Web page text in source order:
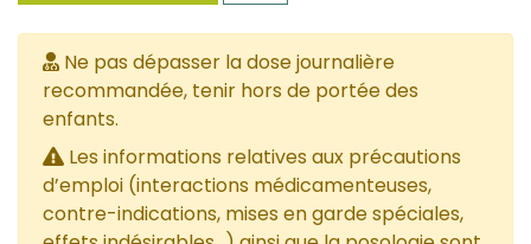
Ne pas dépasser la dose journalière
recommandée, tenir hors de portée des
enfants.
Les informations relatives aux précautions
d’emploi (interactions médicamenteuses,
contre-indications, mises en garde spéciales,